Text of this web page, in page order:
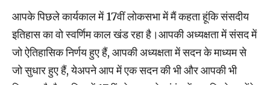
आपके पिछले कार्यकाल में 17वीं लोकसभा में मैं कहता हूंकि संसदीय
इतिहास का वो स्वर्णिम काल खंड रहा है।आपकी अध्यक्षता में संसद में
जो ऐतिहासिक निर्णय हुए हैं, आपकी अध्यक्षता में सदन के माध्यम से
जो सुधार हुए हैं, येअपने आप में एक सदन की भी और आपकी भी